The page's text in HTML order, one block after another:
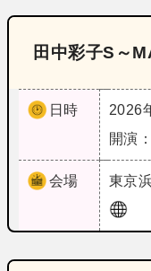
田中彩子S～
日時
2026
開演
会場 東京